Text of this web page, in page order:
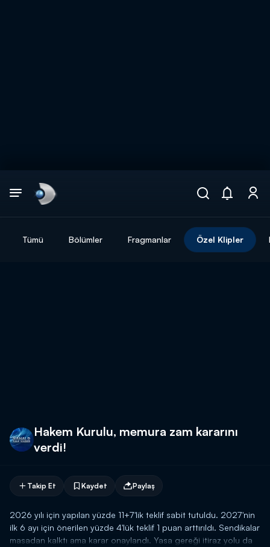
Tümü Bölümler Fragmanlar Özel Klipler
Hakem Kurulu, memura zam kararını
verdi!
Takip Et Kaydet Paylaş
2026 yılı için yapılan yüzde 11+7'lik teklif sabit tutuldu. 2027'nin
ilk 6 ayı için önerilen yüzde 4'lük teklif 1 puan arttırıldı. Sendikalar
masadan kalktı ama karar onaylandı. Yasa gereği itiraz yolu da